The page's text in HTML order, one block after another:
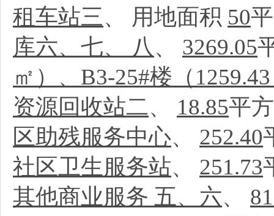
租车站三、 用地面积 50
库六、七、 八、 3269.05
㎡）、B3-25#楼（
资源回收站二、 18.85平
区助残服务中心、 252.40
社区卫生服务站、 251.73
其他商业服务 五、六、